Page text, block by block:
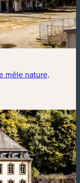
mêle nature,